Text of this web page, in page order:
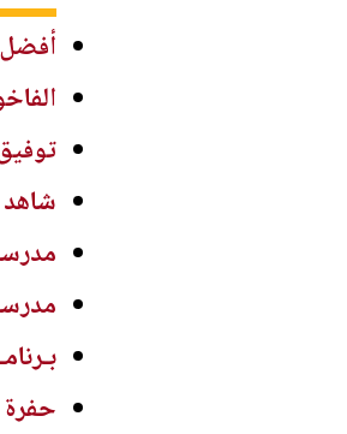
أفضل
شاهد